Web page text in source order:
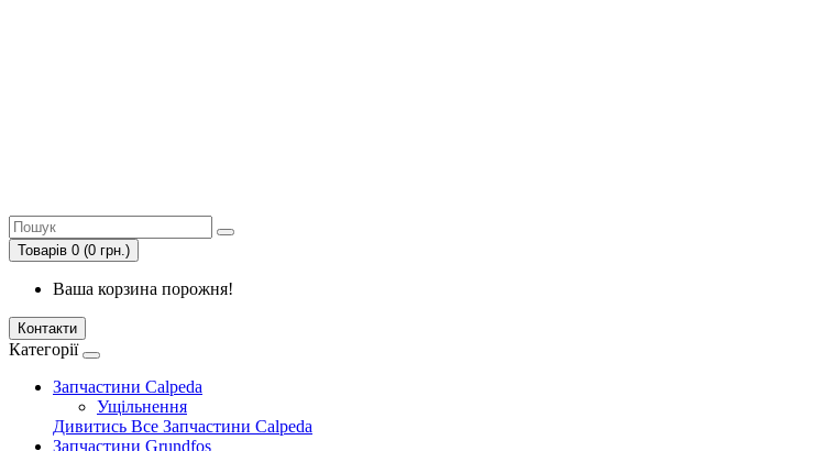
Товарів 0 (0 грн.)
Ваша корзина порожня!
Контакти
Категорії
Запчастини Calpeda
Ущільнення
Дивитись Все Запчастини Calpeda
Запчастини Grundfos